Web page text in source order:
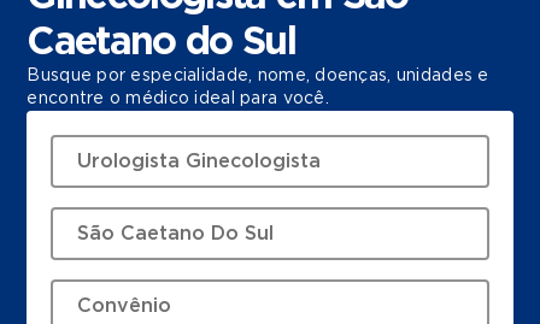
Caetano do Sul
Busque por especialidade, nome, doenças, unidades e
encontre o médico ideal para você.